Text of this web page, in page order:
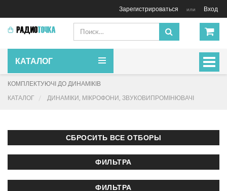
Зарегистрироваться или Вход
КАТАЛОГ
КОМПЛЕКТУЮЧІ ДО ДИНАМІКІВ
КАТАЛОГ
ДИНАМІКИ, МІКРОФОНИ, ЗВУКОВИПРОМІНЮВАЧІ